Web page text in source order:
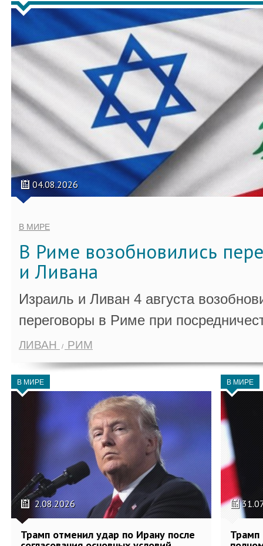
04.08.2026
В МИРЕ
В Риме возобновились
и Ливана
Израиль и Ливан 4 августа
переговоры в Риме при
ЛИВАН РИМ
В МИРЕ
2.08.2026
Трамп отменил удар по Ирану после
В МИРЕ
Трамп